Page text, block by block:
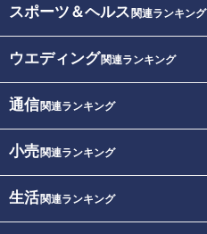
スポーツ＆ヘルス 関連ランキング
ウエディング関連ランキング
通信関連ランキング
小売関連ランキング
生活関連ランキング